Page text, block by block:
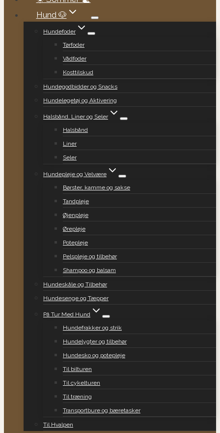
Hund 🐶
Hundefoder
Tørfoder
Vådfoder
Kosttilskud
Hundegodbidder og Snacks
Hundelegetøj og Aktivering
Halsbånd, Liner og Seler
Halsbånd
Liner
Seler
Hundepleje og Velvære
Børster, kamme og sakse
Tandpleje
Øjenpleje
Ørepleje
Potepleje
Pelspleje og tilbehør
Shampoo og balsam
Hundeskåle og Tilbehør
Hundesenge og Tæpper
På Tur Med Hund
Hundefrakker og strik
Hundelygter og tilbehør
Hundesko og potepleje
Til bilturen
Til cykelturen
Til træning
Transportbure og bæretasker
Til Hvalpen